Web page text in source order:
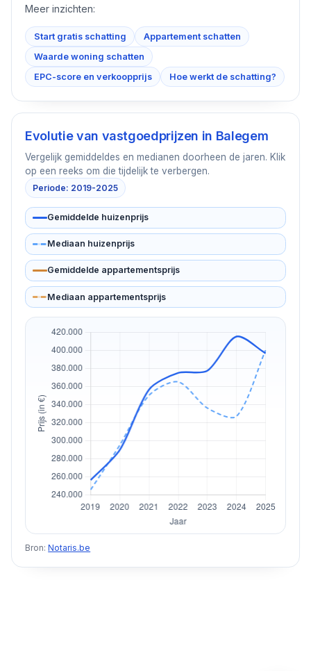
Meer inzichten:
Start gratis schatting
Appartement schatten
Waarde woning schatten
EPC-score en verkoopprijs
Hoe werkt de schatting?
Evolutie van vastgoedprijzen in Balegem
Vergelijk gemiddeldes en medianen doorheen de jaren. Klik
op een reeks om die tijdelijk te verbergen.
Periode: 2019-2025
Gemiddelde huizenprijs
Mediaan huizenprijs
Gemiddelde appartementsprijs
Mediaan appartementsprijs
Bron:Notaris.be